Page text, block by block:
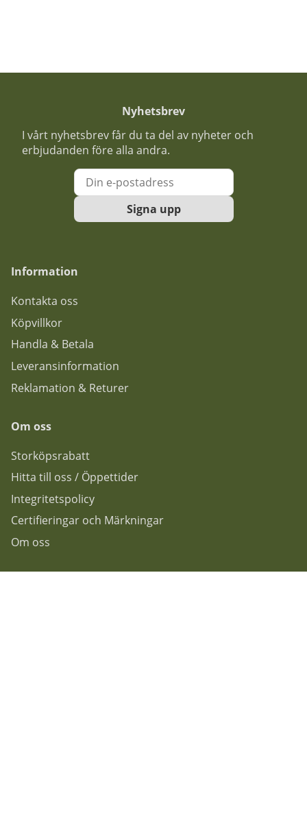
Nyhetsbrev
I vårt nyhetsbrev får du ta del av nyheter och
erbjudanden före alla andra.
Signa upp
Information
Kontakta oss
Köpvillkor
Handla & Betala
Leveransinformation
Reklamation & Returer
Om oss
Storköpsrabatt
Hitta till oss / Öppettider
Integritetspolicy
Certifieringar och Märkningar
Om oss